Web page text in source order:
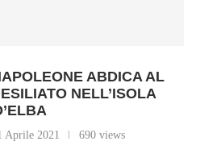
ABDICA AL
NELL’ISOLA
Aprile 2021 690 views